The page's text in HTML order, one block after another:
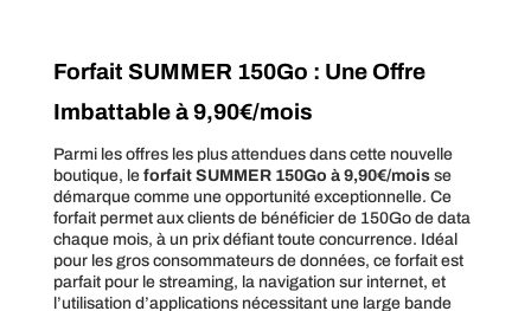
Forfait SUMMER 150Go : Une Offre
Imbattable à 9,90€/mois
Parmi les offres les plus attendues dans cette nouvelle
boutique, le forfait SUMMER 150Go à 9,90€/moisse
démarque comme une opportunité exceptionnelle. Ce
forfait permet aux clients de bénéficier de 150Go de data
chaque mois, à un prix défiant toute concurrence. Idéal
pour les gros consommateurs de données, ce forfait est
parfait pour le streaming, la navigation sur internet, et
l’utilisation d’applications nécessitant une large bande